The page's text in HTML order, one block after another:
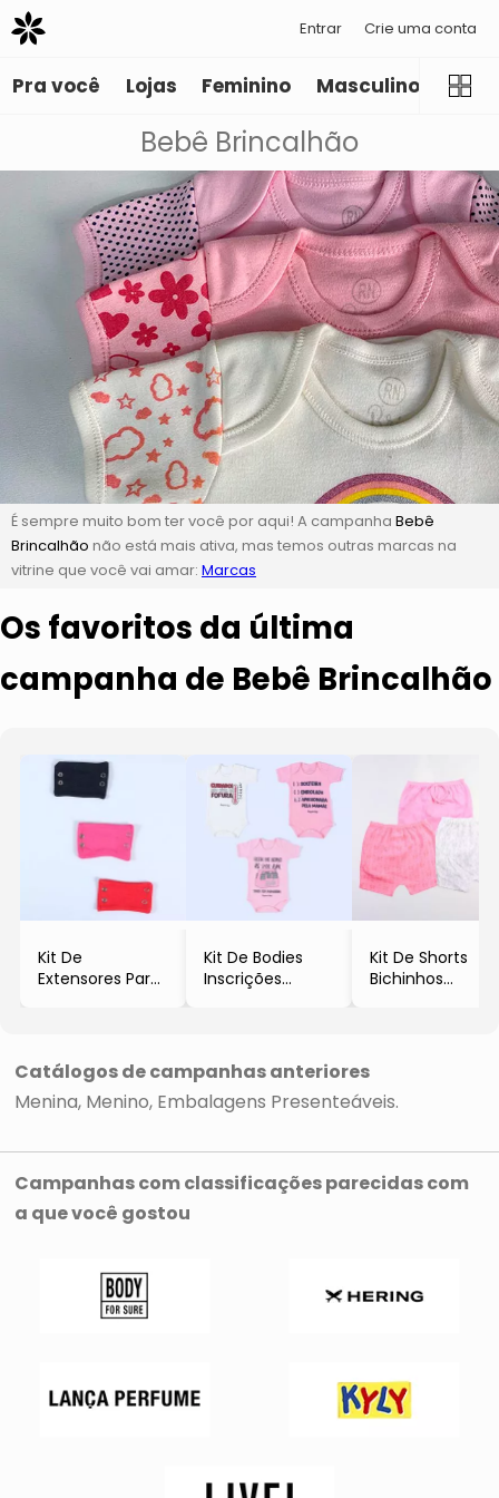
Entrar Crie uma conta
Pra você Lojas Feminino Masculino
Bebê Brincalhão
É sempre muito bom ter você por aqui! A campanha Bebê
Brincalhão não está mais ativa, mas temos outras marcas na
vitrine que você vai amar: Marcas
Os favoritos da última
campanha de Bebê Brincalhão
Kit De
Extensores Para
Brincalhão
Kit De Bodies
Inscrições
Kit De Shorts
Bichinhos
Catálogos de campanhas anteriores
Menina Menino Embalagens Presenteáveis
Campanhas com classificações parecidas com
a que você gostou